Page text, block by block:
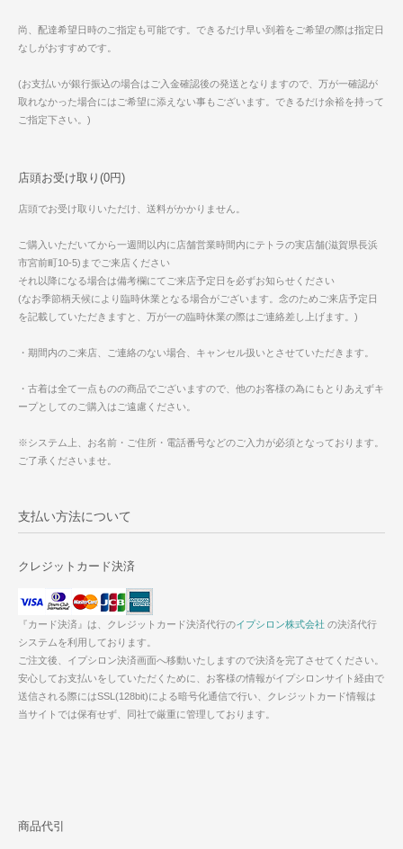
尚、配達希望日時のご指定も可能です。できるだけ早い到着をご希望の際は指定日
なしがおすすめです。
(お支払いが銀行振込の場合はご入金確認後の発送となりますので、万が一確認が
取れなかった場合にはご希望に添えない事もございます。できるだけ余裕を持って
ご指定下さい。)
店頭お受け取り(0円)
店頭でお受け取りいただけ、送料がかかりません。
ご購入いただいてから一週間以内に店舗営業時間内にテトラの実店舗(滋賀県長浜
市宮前町10-5)までご来店ください
それ以降になる場合は備考欄にてご来店予定日を必ずお知らせください
(なお季節柄天候により臨時休業となる場合がございます。念のためご来店予定日
を記載していただきますと、万が一の臨時休業の際はご連絡差し上げます。)
・期間内のご来店、ご連絡のない場合、キャンセル扱いとさせていただきます。
・古着は全て一点ものの商品でございますので、他のお客様の為にもとりあえずキ
ープとしてのご購入はご遠慮ください。
※システム上、お名前・ご住所・電話番号などのご入力が必須となっております。
ご了承くださいませ。
支払い方法について
クレジットカード決済
『カード決済』は、クレジットカード決済代行のイプシロン株式会社 の決済代行
システムを利用しております。
ご注文後、イプシロン決済画面へ移動いたしますので決済を完了させてください。
安心してお支払いをしていただくために、お客様の情報がイプシロンサイト経由で
送信される際にはSSL(128bit)による暗号化通信で行い、クレジットカード情報は
当サイトでは保有せず、同社で厳重に管理しております。
商品代引